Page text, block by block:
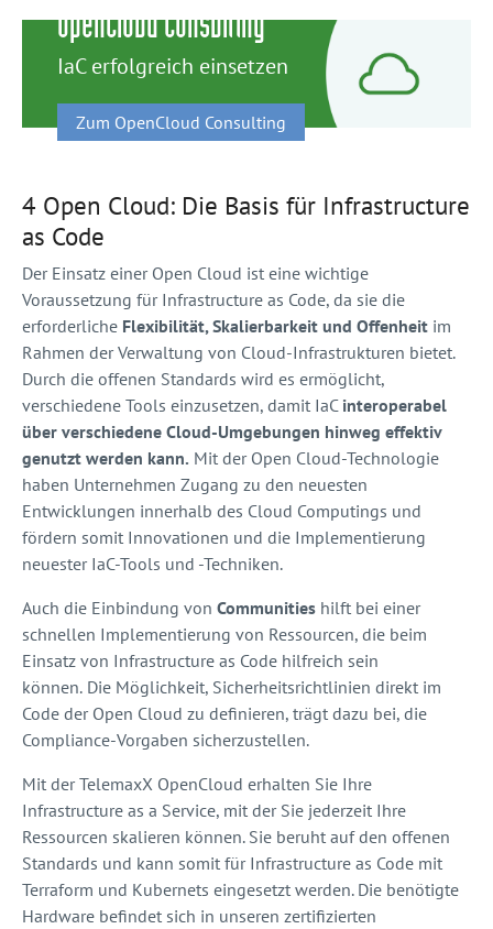
OpenCloud Consulting
IaC erfolgreich einsetzen
Zum OpenCloud Consulting
4 Open Cloud: Die Basis für Infrastructure
as Code
Der Einsatz einer Open Cloud ist eine wichtige
Voraussetzung für Infrastructure as Code, da sie die
erforderliche Flexibilität, Skalierbarkeit und Offenheit im
Rahmen der Verwaltung von Cloud-Infrastrukturen bietet.
Durch die offenen Standards wird es ermöglicht,
verschiedene Tools einzusetzen, damit IaC interoperabel
über verschiedene Cloud-Umgebungen hinweg effektiv
genutzt werden kann. Mit der Open Cloud-Technologie
haben Unternehmen Zugang zu den neuesten
Entwicklungen innerhalb des Cloud Computings und
fördern somit Innovationen und die Implementierung
neuester IaC-Tools und -Techniken.
Auch die Einbindung von Communities hilft bei einer
schnellen Implementierung von Ressourcen, die beim
Einsatz von Infrastructure as Code hilfreich sein
können. Die Möglichkeit, Sicherheitsrichtlinien direkt im
Code der Open Cloud zu definieren, trägt dazu bei, die
Compliance-Vorgaben sicherzustellen.
Mit der TelemaxX OpenCloud erhalten Sie Ihre
Infrastructure as a Service, mit der Sie jederzeit Ihre
Ressourcen skalieren können. Sie beruht auf den offenen
Standards und kann somit für Infrastructure as Code mit
Terraform und Kubernets eingesetzt werden. Die benötigte
Hardware befindet sich in unseren zertifizierten